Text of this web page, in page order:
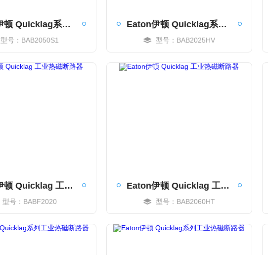
Eaton伊顿 Quicklag系列工业热磁断路器
型号：BAB2050S1
Eaton伊顿 Quicklag系列工业热磁断路器
型号：BAB2025HV
Eaton伊顿 Quicklag 工业热磁断路器
型号：BABF2020
Eaton伊顿 Quicklag 工业热磁断路器
型号：BAB2060HT